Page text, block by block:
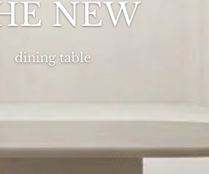
NEW
dining table